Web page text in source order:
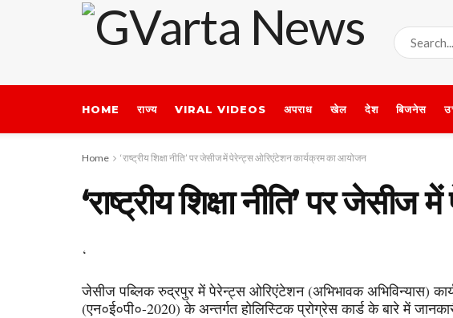
HOME राज्य VIRAL VIDEOS अपराध खेल देश बिजनेस
Home ‘राष्ट्रीय शिक्षा नीति’ पर जेसीज में पेरेन्ट्स ओरिएंटेशन कार्यक्रम का आयोजन
‘राष्ट्रीय शिक्षा नीति’ पर
‘
जेसीज पब्लिक रुद्रपुर में पेरेन्ट्स ओरिएंटेशन (अभिभावक अभिविन्यास)
(एन०ई०पी०-2020) के अन्तर्गत होलिस्टिक प्रोग्रेस कार्ड के बारे में